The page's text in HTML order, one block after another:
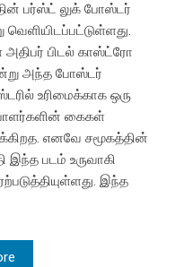
பர்ஸ்ட் லுக் போஸ்டர்
அதிபர் பிடல் காஸ்ட்ரோ
அந்த போஸ்டர்
உரிமைக்காக ஒரு
கைகள்
எனவே சமூகத்தின்
இந்த படம் உருவாகி
இந்த